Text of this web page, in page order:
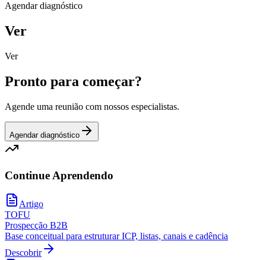
Agendar diagnóstico
Ver
Ver
Pronto para começar?
Agende uma reunião com nossos especialistas.
Agendar diagnóstico
Continue Aprendendo
Artigo
TOFU
Prospecção B2B
Base conceitual para estruturar ICP, listas, canais e cadência
Descobrir